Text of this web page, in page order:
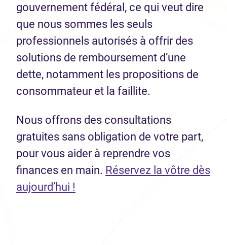
gouvernement fédéral, ce qui veut dire
que nous sommes les seuls
professionnels autorisés à offrir des
solutions de remboursement d’une
dette, notamment les propositions de
consommateur et la faillite.
Nous offrons des consultations
gratuites sans obligation de votre part,
pour vous aider à reprendre vos
finances en main. Réservez la vôtre dès
aujourd’hui !